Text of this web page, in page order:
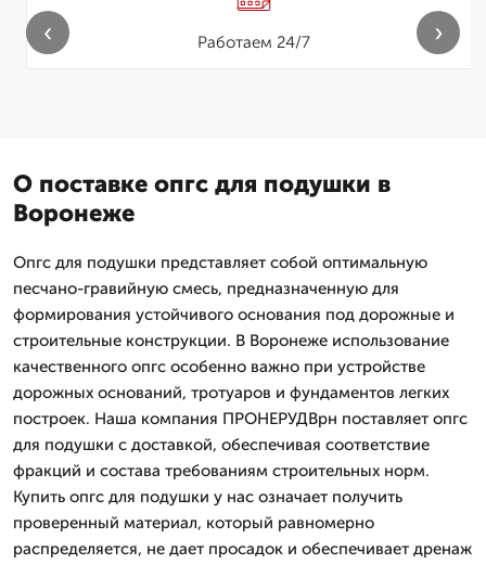
Работаем 24/7
‹ ›
О поставке опгс для подушки в
Воронеже
Опгс для подушки представляет собой оптимальную
песчано-гравийную смесь, предназначенную для
формирования устойчивого основания под дорожные и
строительные конструкции. В Воронеже использование
качественного опгс особенно важно при устройстве
дорожных оснований, тротуаров и фундаментов легких
построек. Наша компания ПРОНЕРУДВрн поставляет опгс
для подушки с доставкой, обеспечивая соответствие
фракций и состава требованиям строительных норм.
Купить опгс для подушки у нас означает получить
проверенный материал, который равномерно
распределяется, не дает просадок и обеспечивает дренаж